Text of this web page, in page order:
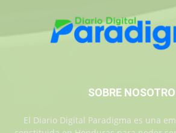
SOBRE
El Diario Digital Paradigma es una